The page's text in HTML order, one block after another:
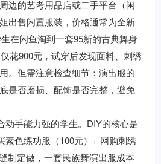
边的艺考用品店或二手平台（闲
出售闲置服装，价格通常为全新
在闲鱼淘到一套95新的古典舞身
花900元，试穿后发现面料、刺绣
。但需注意检查细节：演出服的
是否磨损、配饰是否完整，避免
动手能力强的学生。DIY的核心是
素色练功服（100元）+ 网购刺绣
制定做，一套民族舞演出服成本